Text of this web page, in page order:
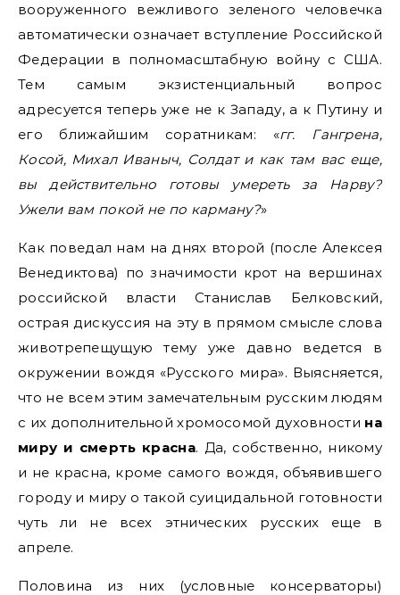
вооруженного вежливого зеленого человечка
автоматически означает вступление Российской
Федерации в полномасштабную войну с США.
Тем самым экзистенциальный вопрос
адресуется теперь уже не к Западу, а к Путину и
его ближайшим соратникам: «гг. Гангрена,
Косой, Михал Иваныч, Солдат и как там вас еще,
вы действительно готовы умереть за Нарву?
Ужели вам покой не по карману?»
Как поведал нам на днях второй (после Алексея
Венедиктова) по значимости крот на вершинах
российской власти Станислав Белковский,
острая дискуссия на эту в прямом смысле слова
животрепещущую тему уже давно ведется в
окружении вождя «Русского мира». Выясняется,
что не всем этим замечательным русским людям
с их дополнительной хромосомой духовности на
миру и смерть красна. Да, собственно, никому
и не красна, кроме самого вождя, объявившего
городу и миру о такой суицидальной готовности
чуть ли не всех этнических русских еще в
апреле.
Половина из них (условные консерваторы)